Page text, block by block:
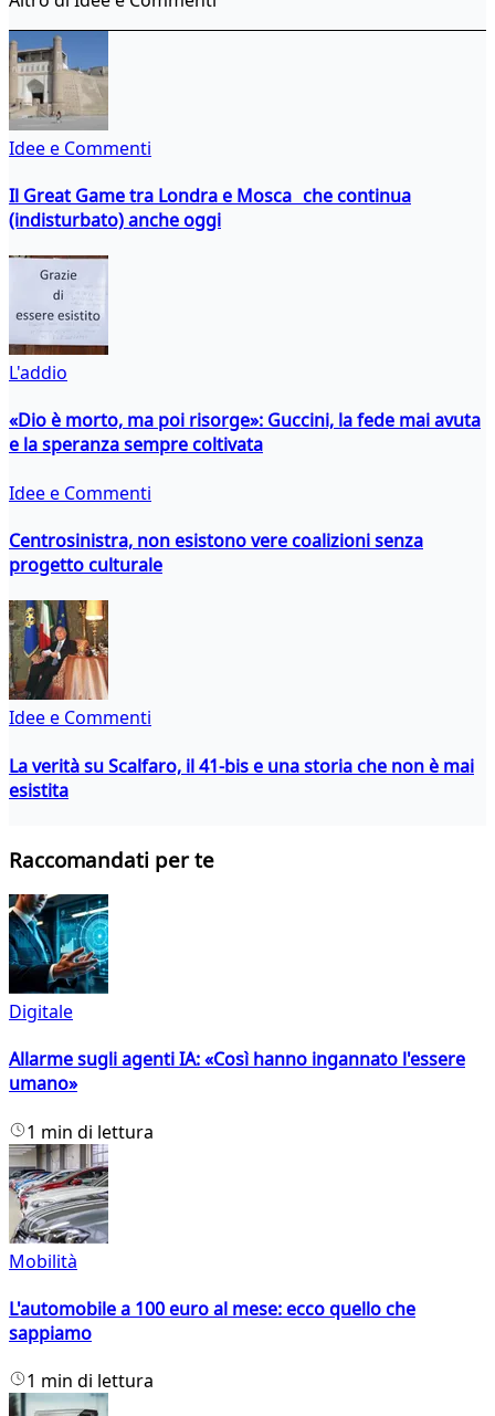
Idee e Commenti
Il Great Game tra Londra e Mosca che continua
(indisturbato) anche oggi
L'addio
«Dio è morto, ma poi risorge»: Guccini, la fede mai avuta
e la speranza sempre coltivata
Idee e Commenti
Centrosinistra, non esistono vere coalizioni senza
progetto culturale
Idee e Commenti
La verità su Scalfaro, il 41-bis e una storia che non è mai
esistita
Raccomandati per te
Digitale
Allarme sugli agenti IA: «Così hanno ingannato l'essere
umano»
1 min di lettura
Mobilità
L'automobile a 100 euro al mese: ecco quello che
sappiamo
1 min di lettura